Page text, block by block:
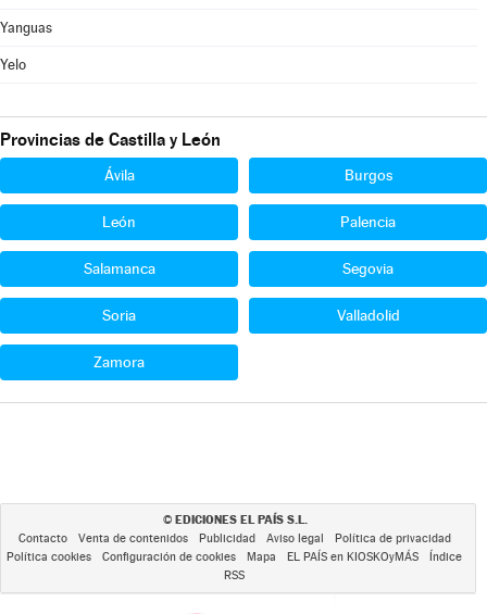
Yanguas
Yelo
Provincias de Castilla y León
Ávila Burgos
León Palencia
Salamanca Segovia
Soria Valladolid
Zamora
© EDICIONES EL PAÍS S.L.
Contacto Venta de contenidos Publicidad Aviso legal
Política de privacidad
Política cookies
Configuración de cookies Mapa EL PAÍS en KIOSKOyMÁS
Índice
RSS